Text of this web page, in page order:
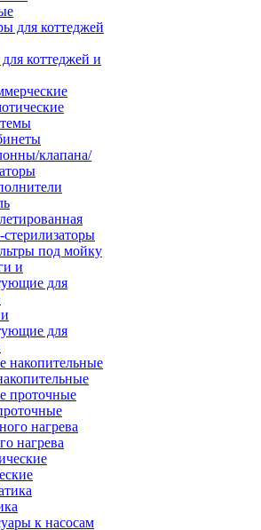
коттеджей и
клапана/
под мойку
для
нагрева